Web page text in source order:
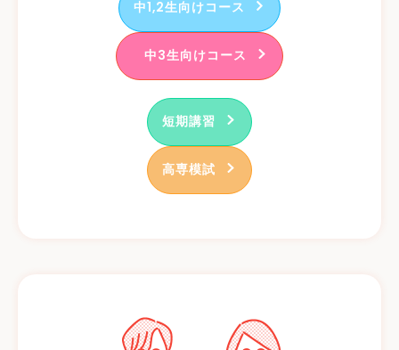
中1,2生向けコース
中3生向けコース
短期講習
高専模試